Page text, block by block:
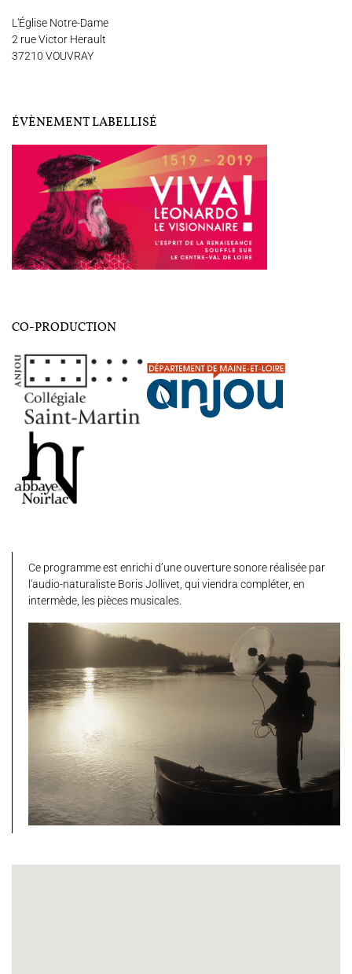
L'Église Notre-Dame
2 rue Victor Herault
37210 VOUVRAY
ÉVÈNEMENT LABELLISÉ
CO-PRODUCTION
Ce programme est enrichi d’une ouverture sonore réalisée par
l'audio-naturaliste Boris Jollivet, qui viendra compléter, en
intermède, les pièces musicales.